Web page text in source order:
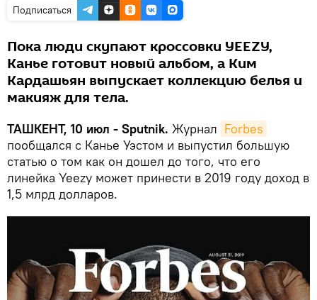
Подписаться
Пока люди скупают кроссовки YEEZY,
Канье готовит новый альбом, а Ким
Кардашьян выпускает коллекцию белья и
макияж для тела.
ТАШКЕНТ, 10 июл - Sputnik. Журнал Forbes
пообщался с Канье Уэстом и выпустил большую
статью о том как он дошел до того, что его
линейка Yeezy может принести в 2019 году доход в
1,5 млрд долларов.